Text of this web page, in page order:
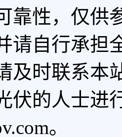
靠性，仅供
请自行承担
及时联系本
伏的人士进
。